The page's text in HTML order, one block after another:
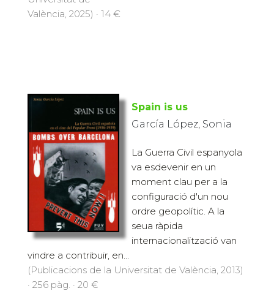
València, 2025) · 14 €
Spain is us
García López, Sonia
La Guerra Civil espanyola
va esdevenir en un
moment clau per a la
configuració d'un nou
ordre geopolític. A la
seua ràpida
internacionalització van
vindre a contribuir, en...
(Publicacions de la Universitat de València, 2013)
· 256 pàg. · 20 €